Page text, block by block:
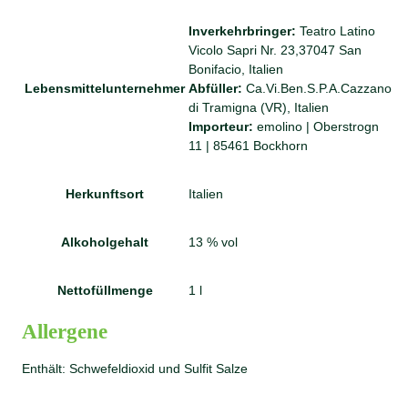
Lebensmittelunternehmer
Inverkehrbringer: Teatro Latino
Vicolo Sapri Nr. 23,37047 San
Bonifacio, Italien
Abfüller: Ca.Vi.Ben.S.P.A.Cazzano
di Tramigna (VR), Italien
Importeur: emolino | Oberstrogn
11 | 85461 Bockhorn
Herkunftsort Italien
Alkoholgehalt 13 % vol
Nettofüllmenge 1 l
Allergene
Enthält: Schwefeldioxid und Sulfit Salze